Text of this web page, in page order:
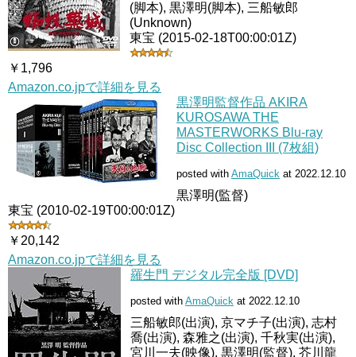
(脚本), 黒澤明(脚本), 三船敏郎
(Unknown)
東宝 (2015-02-18T00:00:01Z)
￥1,796
Amazon.co.jpで詳細を見る
黒澤明監督作品 AKIRA
KUROSAWA THE
MASTERWORKS Blu-ray
Disc Collection III (7枚組)
posted with AmaQuick at 2022.12.10
黒澤明(監督)
東宝 (2010-02-19T00:00:01Z)
￥20,142
Amazon.co.jpで詳細を見る
羅生門 デジタル完全版 [DVD]
posted with AmaQuick at 2022.12.10
三船敏郎(出演), 京マチ子(出演), 志村
喬(出演), 森雅之(出演), 千秋実(出演),
宮川一夫(映像), 黒澤明(監督), 芥川龍